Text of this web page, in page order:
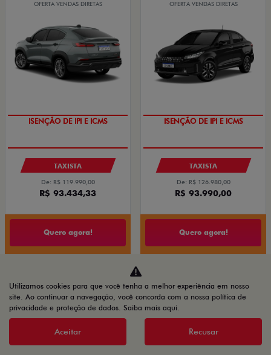
OFERTA VENDAS DIRETAS
ISENÇÃO DE IPI E ICMS
TAXISTA
De: R$ 119.990,00
R$ 93.434,33
Quero agora!
OFERTA VENDAS DIRETAS
ISENÇÃO DE IPI E ICMS
TAXISTA
De: R$ 126.980,00
R$ 93.990,00
Quero agora!
OFERTA VENDAS DIRETAS
Utilizamos cookies para que você tenha a melhor experiência em nosso
site. Ao continuar a navegação, você concorda com a nossa política de
privacidade e proteção de dados. Saiba mais aqui.
Aceitar Recusar